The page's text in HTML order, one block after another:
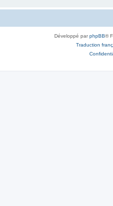
Développé parphpBB®
Traduction